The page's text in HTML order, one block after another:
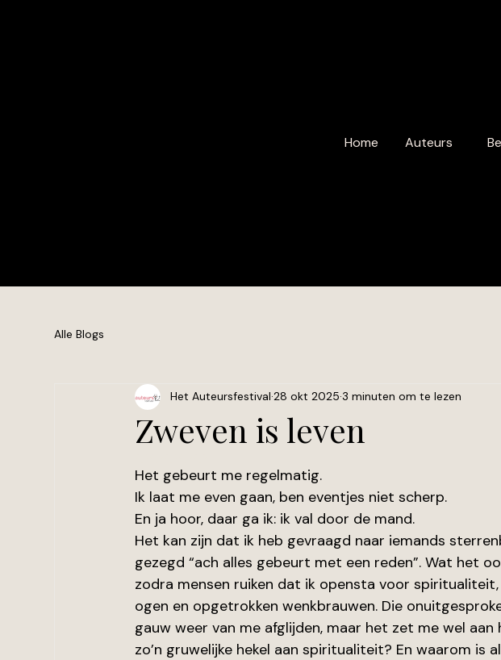
Home Auteurs
Alle Blogs
Zweven is leven
Het Auteursfestival 28 okt 2025 3 minuten om te lezen
Het gebeurt me regelmatig.
Ik laat me even gaan, ben eventjes niet scherp.
En ja hoor, daar ga ik: ik val door de mand.
Het kan zijn dat ik heb gevraagd naar iemands
gezegd “ach alles gebeurt met een reden”. Wat het
zodra mensen ruiken dat ik opensta voor
ogen en opgetrokken wenkbrauwen. Die
gauw weer van me afglijden, maar het zet me wel aan
zo’n gruwelijke hekel aan spiritualiteit? En waarom is